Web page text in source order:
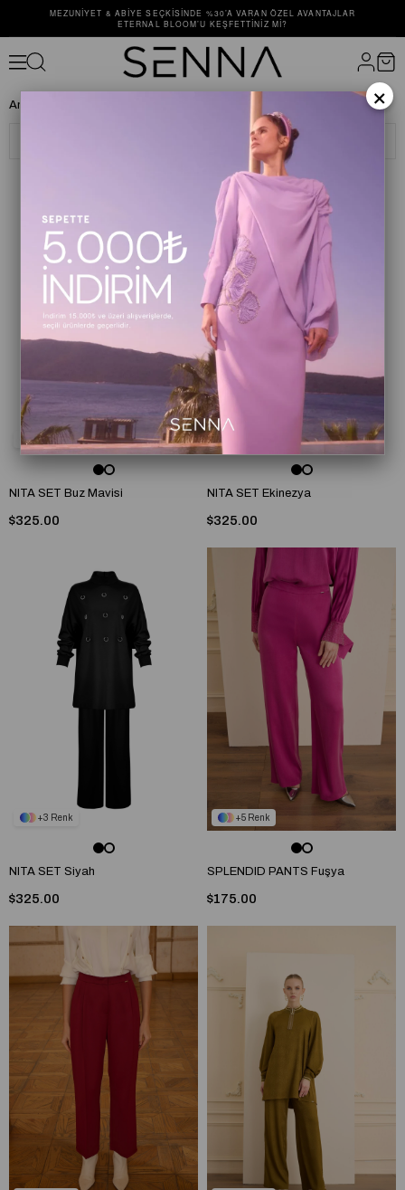
MEZUNIYET & ABIYE SEÇKISINDE %30’A VARAN ÖZEL AVANTAJLAR
ETERNAL BLOOM’U KEŞFETTINIZ MI?
Anasayfa
Sıralama
3
NITA SET Buz Mavisi
$325.00
NITA SET Ekinezya
$325.00
3
NITA SET Siyah
$325.00
5
SPLENDID PANTS Fuşya
$175.00
×